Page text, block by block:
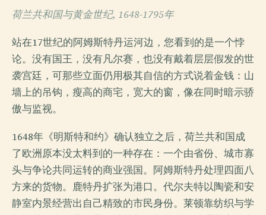
荷兰共和国与黄金世纪, 1648-1795年
站在17世纪的阿姆斯特丹运河边，您看到的是一个悖
论。没有国王，没有凡尔赛，也没有戴着层层假发的世
袭宫廷，可那些立面仍用极其自信的方式说着金钱：山
墙上的吊钩，瘦高的商宅，宽大的窗，像在同时暗示骄
傲与监视。
1648年《明斯特和约》确认独立之后，荷兰共和国成
了欧洲原本没太料到的一种存在：一个由省份、城市寡
头与争论共同运转的商业强国。阿姆斯特丹处理四面八
方来的货物。鹿特丹扩张为港口。代尔夫特以陶瓷和安
静室内景经营出自己精致的市民身份。莱顿靠纺织与学